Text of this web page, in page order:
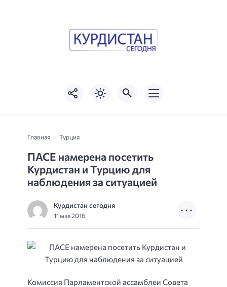
Главная Турция
ПАСЕ намерена посетить
Курдистан и Турцию для
наблюдения за ситуацией
Курдистан сегодня
11 мая 2016
Комиссия Парламентской ассамблеи Совета